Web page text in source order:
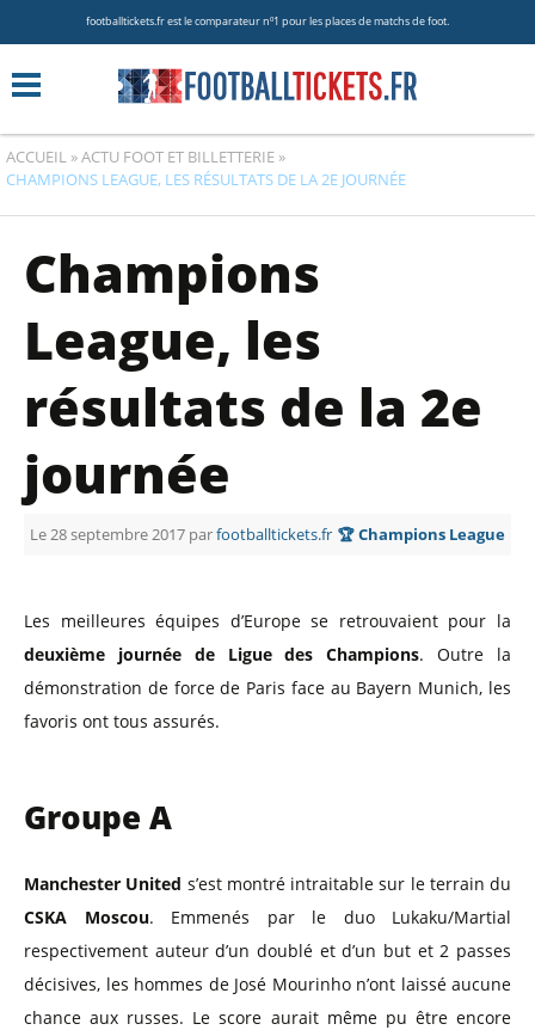
footballtickets.fr est le comparateur nº1 pour les places de matchs de foot.
ACCUEIL »ACTU FOOT ET BILLETTERIE »
CHAMPIONS LEAGUE, LES RÉSULTATS DE LA 2E JOURNÉE
Champions
League, les
résultats de la 2e
journée
Le 28 septembre 2017 parfootballtickets.fr 🏆 Champions League
Les meilleures équipes d’Europe se retrouvaient pour la
deuxième journée de Ligue des Champions. Outre la
démonstration de force de Paris face au Bayern Munich, les
favoris ont tous assurés.
Groupe A
Manchester United s’est montré intraitable sur le terrain du
CSKA Moscou. Emmenés par le duo Lukaku/Martial
respectivement auteur d’un doublé et d’un but et 2 passes
décisives, les hommes de José Mourinho n’ont laissé aucune
chance aux russes. Le score aurait même pu être encore